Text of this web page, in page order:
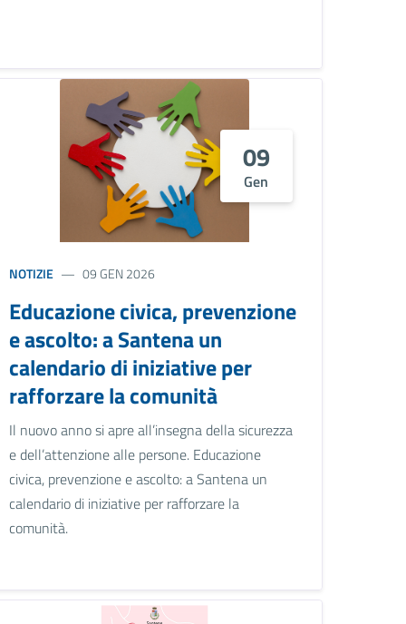
09
Gen
NOTIZIE 09 GEN 2026
Educazione civica, prevenzione
e ascolto: a Santena un
calendario di iniziative per
rafforzare la comunità
Il nuovo anno si apre all’insegna della sicurezza
e dell’attenzione alle persone. Educazione
civica, prevenzione e ascolto: a Santena un
calendario di iniziative per rafforzare la
comunità.